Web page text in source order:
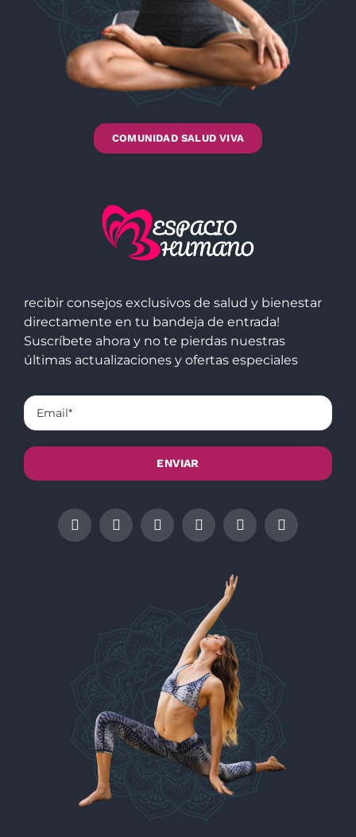
COMUNIDAD SALUD VIVA
recibir consejos exclusivos de salud y bienestar
directamente en tu bandeja de entrada!
Suscríbete ahora y no te pierdas nuestras
últimas actualizaciones y ofertas especiales